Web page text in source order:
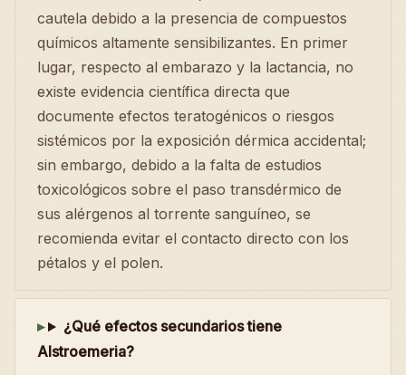
cautela debido a la presencia de compuestos
químicos altamente sensibilizantes. En primer
lugar, respecto al embarazo y la lactancia, no
existe evidencia científica directa que
documente efectos teratogénicos o riesgos
sistémicos por la exposición dérmica accidental;
sin embargo, debido a la falta de estudios
toxicológicos sobre el paso transdérmico de
sus alérgenos al torrente sanguíneo, se
recomienda evitar el contacto directo con los
pétalos y el polen.
¿Qué efectos secundarios tiene
Alstroemeria?